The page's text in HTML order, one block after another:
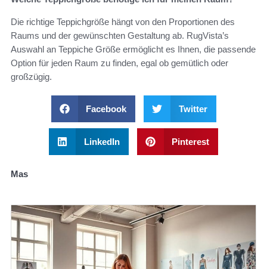
Die richtige Teppichgröße hängt von den Proportionen des
Raums und der gewünschten Gestaltung ab. RugVista’s
Auswahl an Teppiche Größe ermöglicht es Ihnen, die passende
Option für jeden Raum zu finden, egal ob gemütlich oder
großzügig.
Facebook Twitter
LinkedIn Pinterest
Mas